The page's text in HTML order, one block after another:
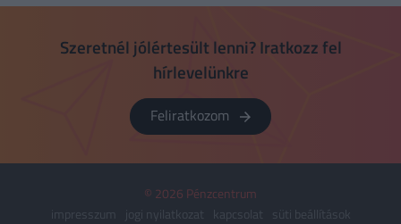
levásárolhatunk vagy csökkentik a számlák
végösszegét. Ha hitelkártyával vásárolunk
nagyon fontos, hogy a türelmi időszak előtt
visszafizessük a teljes tartozásunk, egyébként
a bank magas kamatot számol fel.
Szeretnél jólértesült lenni? Iratkozz fel
hírlevelünkre
Feliratkozom
© 2026 Pénzcentrum
impresszum
jogi nyilatkozat kapcsolat
süti beállítások